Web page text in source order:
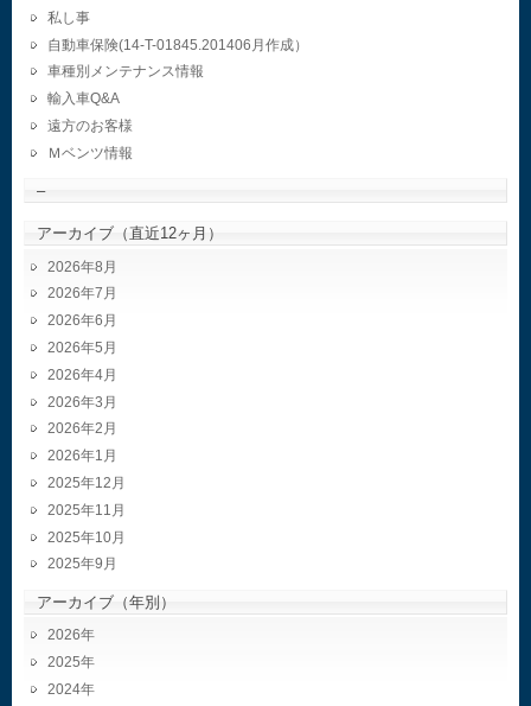
私し事
自動車保険(14-T-01845.201406月作成）
車種別メンテナンス情報
輸入車Q&A
遠方のお客様
Ｍベンツ情報
–
アーカイブ（直近12ヶ月）
2026年8月
2026年7月
2026年6月
2026年5月
2026年4月
2026年3月
2026年2月
2026年1月
2025年12月
2025年11月
2025年10月
2025年9月
アーカイブ（年別）
2026
2025
2024